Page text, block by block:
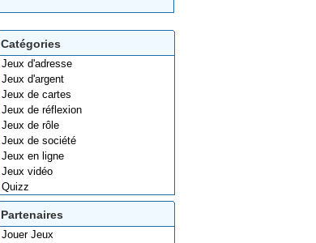
Catégories
Jeux d'adresse
Jeux d'argent
Jeux de cartes
Jeux de réflexion
Jeux de rôle
Jeux de société
Jeux en ligne
Jeux vidéo
Quizz
Partenaires
Jouer Jeux